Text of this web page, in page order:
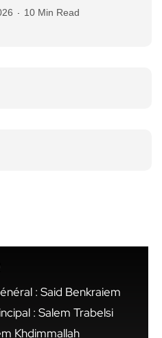
10 Min Read
: Said Benkraiem
: Salem Trabelsi
Khdimmallah